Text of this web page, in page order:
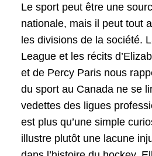
Le sport peut être une
nationale, mais il peut tout
les divisions de la société.
League et les récits
et de Percy Paris nous
du sport au Canada ne se
vedettes des ligues
est plus qu’une simple
illustre plutôt une lacune